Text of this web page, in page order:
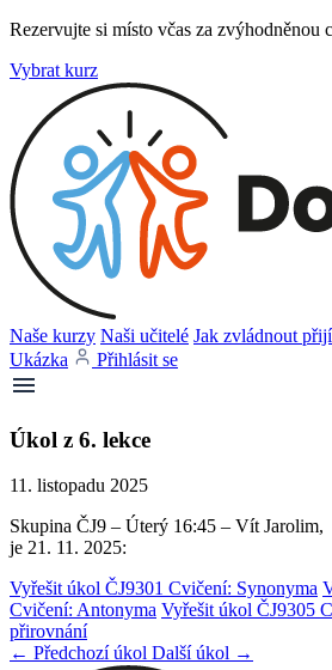
Rezervujte si místo včas za zvýhodněnou
Vybrat kurz
Naše kurzy Naši učitelé Jak zvládnout
Ukázka
Přihlásit se
Úkol z 6. lekce
11. listopadu 2025
Skupina ČJ9 – Úterý 16:45 – Vít
je 21. 11. 2025:
Vyřešit úkol ČJ9301 Cvičení: Synonyma
Cvičení: Antonyma Vyřešit úkol ČJ9305
přirovnání
← Předchozí úkol Další úkol →